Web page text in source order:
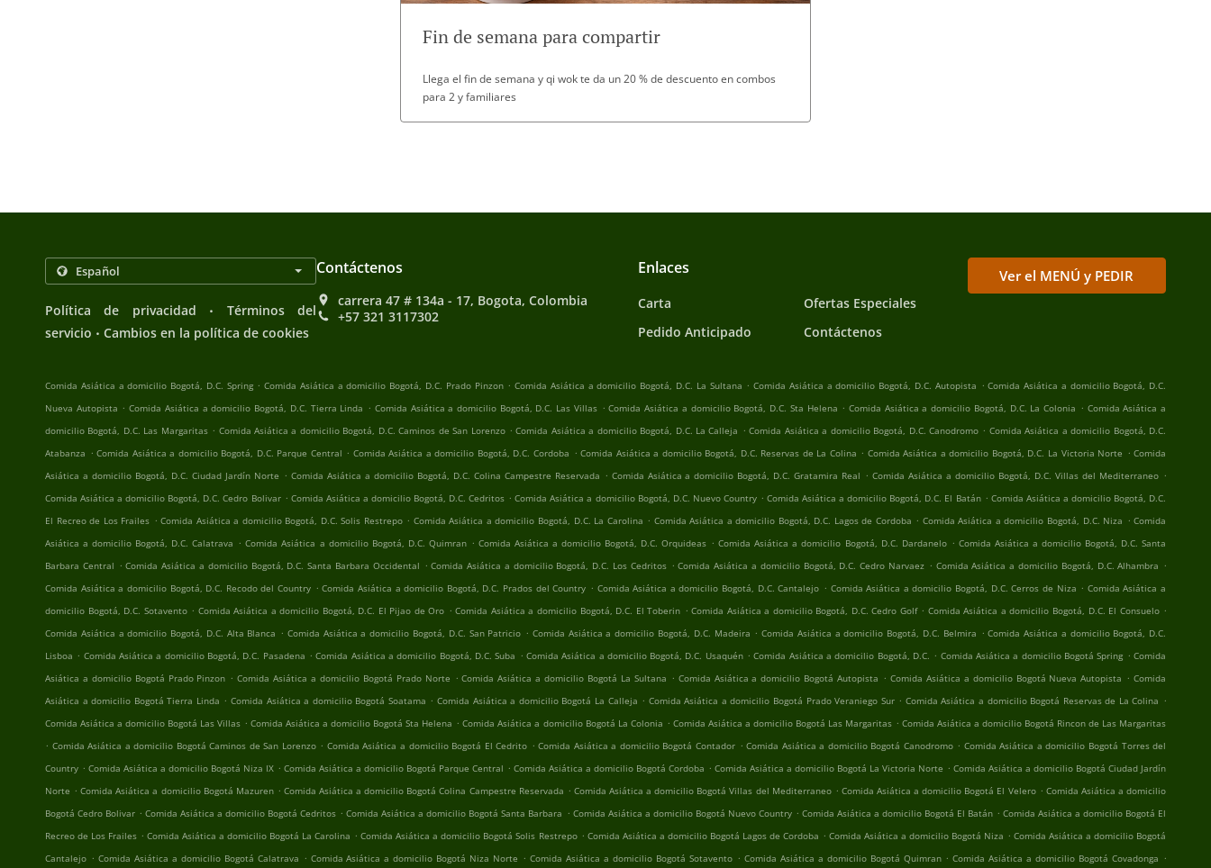
Fin de semana para compartir
Llega el fin de semana y qi wok te da un 20 % de descuento en combos
para 2 y familiares
Política de privacidad .
Términos del
servicio . Cambios en la política de cookies
Contáctenos
carrera 47 # 134a - 17, Bogota, Colombia
+57 321 3117302
Enlaces
Carta
Ofertas Especiales
Pedido Anticipado
Contáctenos
Ver el MENÚ y PEDIR
Comida Asiática a domicilio Bogotá, D.C. Spring . Comida Asiática a domicilio Bogotá, D.C. Prado Pinzon . Comida Asiática a domicilio Bogotá, D.C. La Sultana . Comida Asiática a domicilio Bogotá, D.C. Autopista . Comida Asiática a domicilio Bogotá, D.C.
Nueva Autopista . Comida Asiática a domicilio Bogotá, D.C. Tierra Linda . Comida Asiática a domicilio Bogotá, D.C. Las Villas . Comida Asiática a domicilio Bogotá, D.C. Sta Helena . Comida Asiática a domicilio Bogotá, D.C. La Colonia . Comida Asiática a
domicilio Bogotá, D.C. Las Margaritas . Comida Asiática a domicilio Bogotá, D.C. Caminos de San Lorenzo . Comida Asiática a domicilio Bogotá, D.C. La Calleja . Comida Asiática a domicilio Bogotá, D.C. Canodromo . Comida Asiática a domicilio Bogotá, D.C.
Atabanza . Comida Asiática a domicilio Bogotá, D.C. Parque Central . Comida Asiática a domicilio Bogotá, D.C. Cordoba . Comida Asiática a domicilio Bogotá, D.C. Reservas de La Colina . Comida Asiática a domicilio Bogotá, D.C. La Victoria Norte . Comida
Asiática a domicilio Bogotá, D.C. Ciudad Jardín Norte . Comida Asiática a domicilio Bogotá, D.C. Colina Campestre Reservada . Comida Asiática a domicilio Bogotá, D.C. Gratamira Real . Comida Asiática a domicilio Bogotá, D.C. Villas del Mediterraneo .
Comida Asiática a domicilio Bogotá, D.C. Cedro Bolivar . Comida Asiática a domicilio Bogotá, D.C. Cedritos . Comida Asiática a domicilio Bogotá, D.C. Nuevo Country . Comida Asiática a domicilio Bogotá, D.C. El Batán . Comida Asiática a domicilio Bogotá, D.C.
El Recreo de Los Frailes . Comida Asiática a domicilio Bogotá, D.C. Solis Restrepo . Comida Asiática a domicilio Bogotá, D.C. La Carolina . Comida Asiática a domicilio Bogotá, D.C. Lagos de Cordoba . Comida Asiática a domicilio Bogotá, D.C. Niza . Comida
Asiática a domicilio Bogotá, D.C. Calatrava . Comida Asiática a domicilio Bogotá, D.C. Quimran . Comida Asiática a domicilio Bogotá, D.C. Orquideas . Comida Asiática a domicilio Bogotá, D.C. Dardanelo . Comida Asiática a domicilio Bogotá, D.C. Santa
Barbara Central . Comida Asiática a domicilio Bogotá, D.C. Santa Barbara Occidental . Comida Asiática a domicilio Bogotá, D.C. Los Cedritos . Comida Asiática a domicilio Bogotá, D.C. Cedro Narvaez . Comida Asiática a domicilio Bogotá, D.C. Alhambra .
Comida Asiática a domicilio Bogotá, D.C. Recodo del Country . Comida Asiática a domicilio Bogotá, D.C. Prados del Country . Comida Asiática a domicilio Bogotá, D.C. Cantalejo . Comida Asiática a domicilio Bogotá, D.C. Cerros de Niza . Comida Asiática a
domicilio Bogotá, D.C. Sotavento . Comida Asiática a domicilio Bogotá, D.C. El Pijao de Oro . Comida Asiática a domicilio Bogotá, D.C. El Toberin . Comida Asiática a domicilio Bogotá, D.C. Cedro Golf . Comida Asiática a domicilio Bogotá, D.C. El Consuelo .
Comida Asiática a domicilio Bogotá, D.C. Alta Blanca . Comida Asiática a domicilio Bogotá, D.C. San Patricio . Comida Asiática a domicilio Bogotá, D.C. Madeira . Comida Asiática a domicilio Bogotá, D.C. Belmira . Comida Asiática a domicilio Bogotá, D.C.
Lisboa . Comida Asiática a domicilio Bogotá, D.C. Pasadena . Comida Asiática a domicilio Bogotá, D.C. Suba . Comida Asiática a domicilio Bogotá, D.C. Usaquén . Comida Asiática a domicilio Bogotá, D.C. . Comida Asiática a domicilio Bogotá Spring . Comida
Asiática a domicilio Bogotá Prado Pinzon . Comida Asiática a domicilio Bogotá Prado Norte . Comida Asiática a domicilio Bogotá La Sultana . Comida Asiática a domicilio Bogotá Autopista . Comida Asiática a domicilio Bogotá Nueva Autopista . Comida
Asiática a domicilio Bogotá Tierra Linda . Comida Asiática a domicilio Bogotá Soatama . Comida Asiática a domicilio Bogotá La Calleja . Comida Asiática a domicilio Bogotá Prado Veraniego Sur . Comida Asiática a domicilio Bogotá Reservas de La Colina .
Comida Asiática a domicilio Bogotá Las Villas . Comida Asiática a domicilio Bogotá Sta Helena . Comida Asiática a domicilio Bogotá La Colonia . Comida Asiática a domicilio Bogotá Las Margaritas . Comida Asiática a domicilio Bogotá Rincon de Las Margaritas
. Comida Asiática a domicilio Bogotá Caminos de San Lorenzo . Comida Asiática a domicilio Bogotá El Cedrito . Comida Asiática a domicilio Bogotá Contador . Comida Asiática a domicilio Bogotá Canodromo . Comida Asiática a domicilio Bogotá Torres del
Country . Comida Asiática a domicilio Bogotá Niza IX . Comida Asiática a domicilio Bogotá Parque Central . Comida Asiática a domicilio Bogotá Cordoba . Comida Asiática a domicilio Bogotá La Victoria Norte . Comida Asiática a domicilio Bogotá Ciudad Jardín
Norte . Comida Asiática a domicilio Bogotá Mazuren . Comida Asiática a domicilio Bogotá Colina Campestre Reservada . Comida Asiática a domicilio Bogotá Villas del Mediterraneo . Comida Asiática a domicilio Bogotá El Velero . Comida Asiática a domicilio
Bogotá Cedro Bolivar . Comida Asiática a domicilio Bogotá Cedritos . Comida Asiática a domicilio Bogotá Santa Barbara . Comida Asiática a domicilio Bogotá Nuevo Country . Comida Asiática a domicilio Bogotá El Batán . Comida Asiática a domicilio Bogotá El
Recreo de Los Frailes . Comida Asiática a domicilio Bogotá La Carolina . Comida Asiática a domicilio Bogotá Solis Restrepo . Comida Asiática a domicilio Bogotá Lagos de Cordoba . Comida Asiática a domicilio Bogotá Niza . Comida Asiática a domicilio Bogotá
Cantalejo . Comida Asiática a domicilio Bogotá Calatrava . Comida Asiática a domicilio Bogotá Niza Norte . Comida Asiática a domicilio Bogotá Sotavento . Comida Asiática a domicilio Bogotá Quimran . Comida Asiática a domicilio Bogotá Covadonga .